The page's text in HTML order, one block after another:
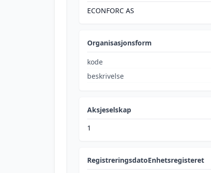
ECONFORC AS
Organisasjonsform
kode
beskrivelse
Aksjeselskap
1
RegistreringsdatoEnhetsregisteret